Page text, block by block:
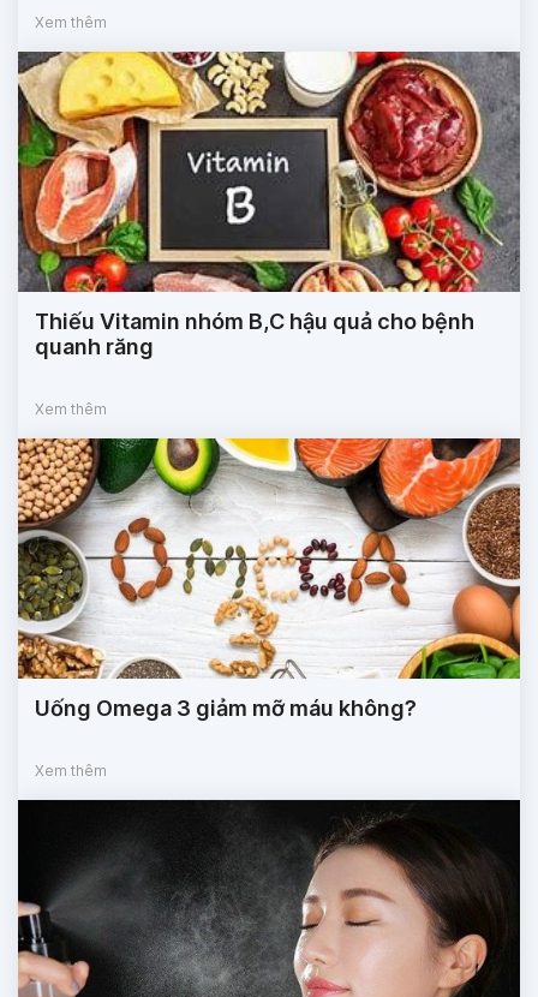
Xem thêm
Thiếu Vitamin nhóm B,C hậu quả cho bệnh
quanh răng
Xem thêm
Uống Omega 3 giảm mỡ máu không?
Xem thêm